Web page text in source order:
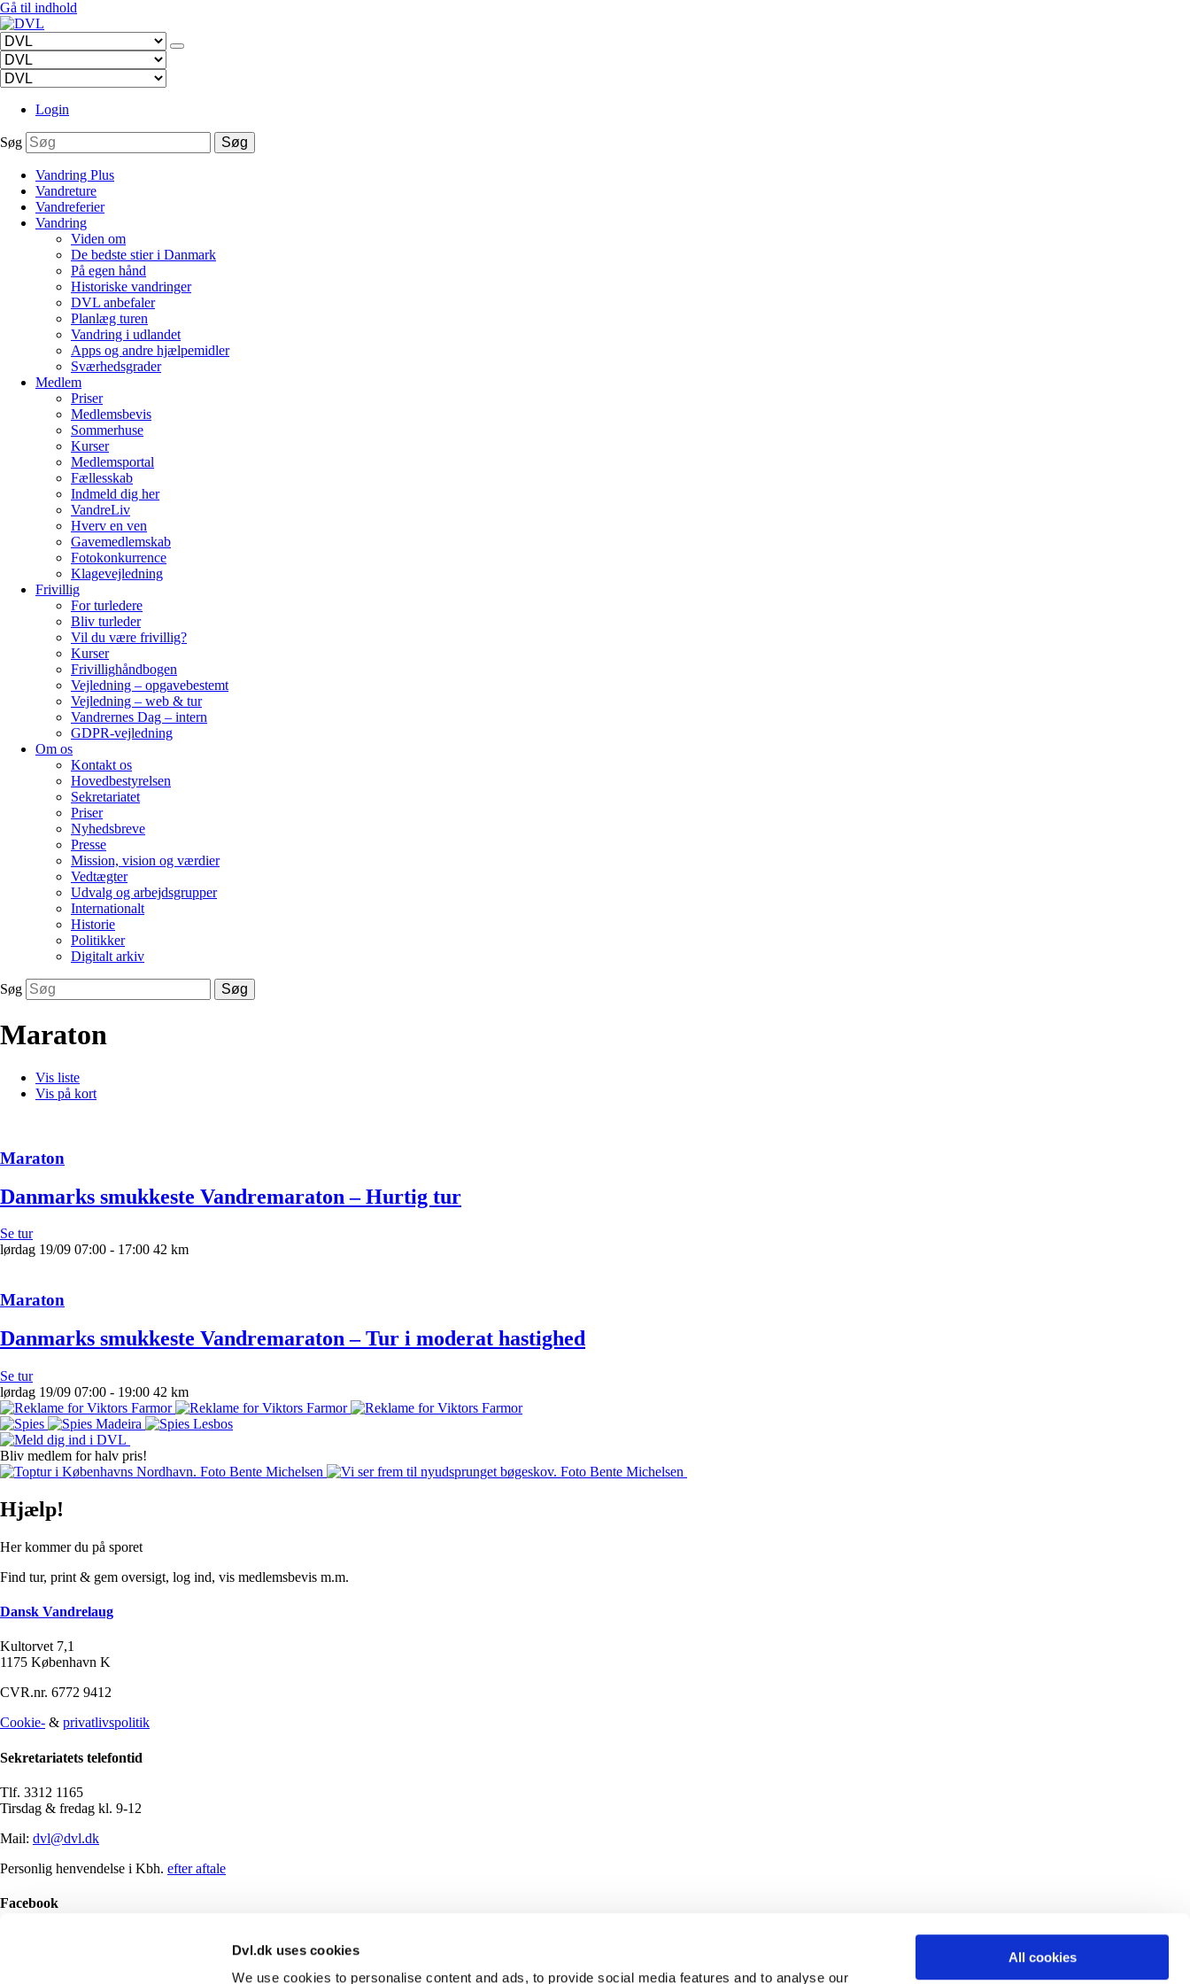
Dvl.dk uses cookies
We use cookies to personalise content and ads, to provide social media features and to analyse our
All cookies
Gå til indhold
Login
Søg Søg
Vandring Plus
Vandreture
Vandreferier
Vandring
Viden om
De bedste stier i Danmark
På egen hånd
Historiske vandringer
DVL anbefaler
Planlæg turen
Vandring i udlandet
Apps og andre hjælpemidler
Sværhedsgrader
Medlem
Priser
Medlemsbevis
Sommerhuse
Kurser
Medlemsportal
Fællesskab
Indmeld dig her
VandreLiv
Hverv en ven
Gavemedlemskab
Fotokonkurrence
Klagevejledning
Frivillig
For turledere
Bliv turleder
Vil du være frivillig?
Kurser
Frivillighåndbogen
Vejledning – opgavebestemt
Vejledning – web & tur
Vandrernes Dag – intern
GDPR-vejledning
Om os
Kontakt os
Hovedbestyrelsen
Sekretariatet
Priser
Nyhedsbreve
Presse
Mission, vision og værdier
Vedtægter
Udvalg og arbejdsgrupper
Internationalt
Historie
Politikker
Digitalt arkiv
Søg Søg
Maraton
Vis liste
Vis på kort
Maraton
Danmarks smukkeste Vandremaraton – Hurtig tur
Se tur
lørdag 19/09 07:00 - 17:00 42 km
Maraton
Danmarks smukkeste Vandremaraton – Tur i moderat hastighed
Se tur
lørdag 19/09 07:00 - 19:00 42 km
Bliv medlem for halv pris!
Hjælp!
Her kommer du på sporet
Find tur, print & gem oversigt, log ind, vis medlemsbevis m.m.
Dansk Vandrelaug
Kultorvet 7,1
1175 København K
CVR.nr. 6772 9412
Cookie- & privatlivspolitik
Sekretariatets telefontid
Tlf. 3312 1165
Tirsdag & fredag kl. 9-12
Mail: dvl@dvl.dk
Personlig henvendelse i Kbh. efter aftale
Facebook